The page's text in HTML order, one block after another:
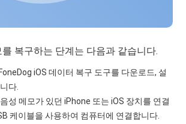
복구하는 단계는 다음과 같습니다.
iOS 데이터 복구 도구를 다운로드, 설
다.
성 메모가 있던 iPhone 또는 iOS 장치를 연결
케이블을 사용하여 컴퓨터에 연결합니다.